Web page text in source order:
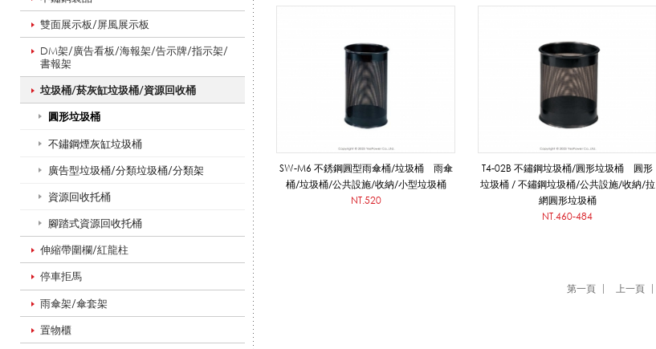
雙面展示板/屏風展示板
DM架/廣告看板/海報架/告示牌/指示架/
書報架
垃圾桶/菸灰缸垃圾桶/資源回收桶
圓形垃圾桶
不鏽鋼煙灰缸垃圾桶
廣告型垃圾桶/分類垃圾桶/分類架
資源回收托桶
腳踏式資源回收托桶
伸縮帶圍欄/紅龍柱
停車拒馬
雨傘架/傘套架
置物櫃
垃
SW-M6 不銹鋼圓型雨傘桶/垃圾桶 雨傘
桶/垃圾桶/公共設施/收納/小型垃圾桶
NT.520
T4-02B 不鏽鋼垃圾桶/圓形垃圾桶 圓形
垃圾桶 / 不鏽鋼垃圾桶/公共設施/收納/拉
網圓形垃圾桶
NT.460-484
第一頁 上一頁